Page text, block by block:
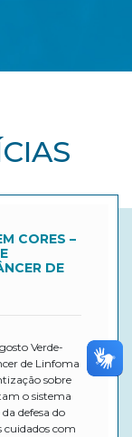
CORES –
DE
Verde-
de Linfoma
sobre
o sistema
defesa do
com